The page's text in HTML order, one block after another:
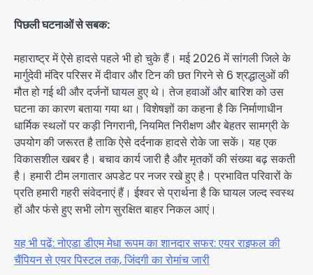
पिछली घटनाओं से सबक:
महाराष्ट्र में ऐसे हादसे पहले भी हो चुके हैं। मई 2026 में सांगली जिले के
मार्गुदेवी मंदिर परिसर में दीवार और टिन की छत गिरने से 6 श्रद्धालुओं की
मौत हो गई थी और दर्जनों घायल हुए थे। तेज हवाओं और बारिश को उस
घटना का कारण बताया गया था। विशेषज्ञों का कहना है कि निर्माणाधीन
धार्मिक स्थलों पर कड़ी निगरानी, नियमित निरीक्षण और बेहतर सामग्री के
उपयोग की जरूरत है ताकि ऐसे दर्दनाक हादसे रोके जा सकें। यह एक
विकासशील खबर है। बचाव कार्य जारी है और मृतकों की संख्या बढ़ सकती
है। हमारी टीम लगातार अपडेट पर नजर रखे हुए है। प्रभावित परिवारों के
प्रति हमारी गहरी संवेदनाएं हैं। ईश्वर से प्रार्थना है कि घायल जल्द स्वस्थ
हों और फंसे हुए सभी लोग सुरक्षित बाहर निकल आएं।
यह भी पढ़ें: नोएडा डीएम मेधा रूपम का शानदार सफर: एयर राइफल की
चैंपियन से एयर पिस्टल तक, जिंदगी का रोमांच जारी